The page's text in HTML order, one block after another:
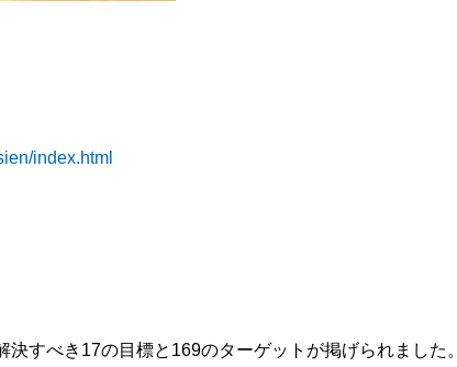
index.html
すべき17の目標と169のターゲットが掲げられました。